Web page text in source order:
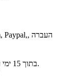
בתוך 15 ימי עבודה לאחר התשלום שלך.